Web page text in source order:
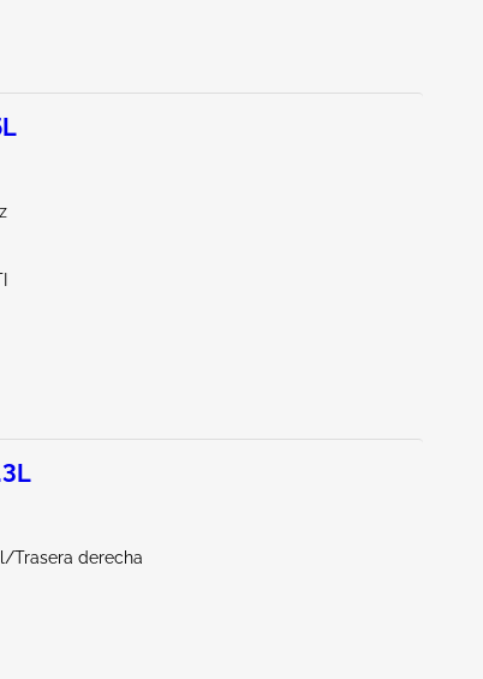
Trasera derecha